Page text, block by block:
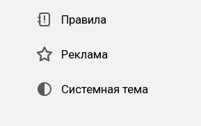
Правила
Реклама
Системная тема